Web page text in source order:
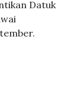
Datuk